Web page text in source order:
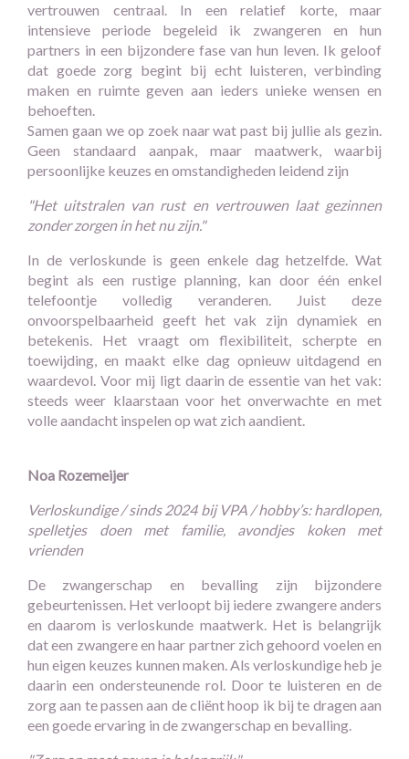
vertrouwen centraal. In een relatief korte, maar
intensieve periode begeleid ik zwangeren en hun
partners in een bijzondere fase van hun leven. Ik geloof
dat goede zorg begint bij echt luisteren, verbinding
maken en ruimte geven aan ieders unieke wensen en
behoeften.
Samen gaan we op zoek naar wat past bij jullie als gezin.
Geen standaard aanpak, maar maatwerk, waarbij
persoonlijke keuzes en omstandigheden leidend zijn
"Het uitstralen van rust en vertrouwen laat gezinnen
zonder zorgen in het nu zijn."
In de verloskunde is geen enkele dag hetzelfde. Wat
begint als een rustige planning, kan door één enkel
telefoontje volledig veranderen. Juist deze
onvoorspelbaarheid geeft het vak zijn dynamiek en
betekenis. Het vraagt om flexibiliteit, scherpte en
toewijding, en maakt elke dag opnieuw uitdagend en
waardevol. Voor mij ligt daarin de essentie van het vak:
steeds weer klaarstaan voor het onverwachte en met
volle aandacht inspelen op wat zich aandient.
Noa Rozemeijer
Verloskundige / sinds 2024 bij VPA / hobby’s: hardlopen,
spelletjes doen met familie, avondjes koken met
vrienden
De zwangerschap en bevalling zijn bijzondere
gebeurtenissen. Het verloopt bij iedere zwangere anders
en daarom is verloskunde maatwerk. Het is belangrijk
dat een zwangere en haar partner zich gehoord voelen en
hun eigen keuzes kunnen maken. Als verloskundige heb je
daarin een ondersteunende rol. Door te luisteren en de
zorg aan te passen aan de cliënt hoop ik bij te dragen aan
een goede ervaring in de zwangerschap en bevalling.